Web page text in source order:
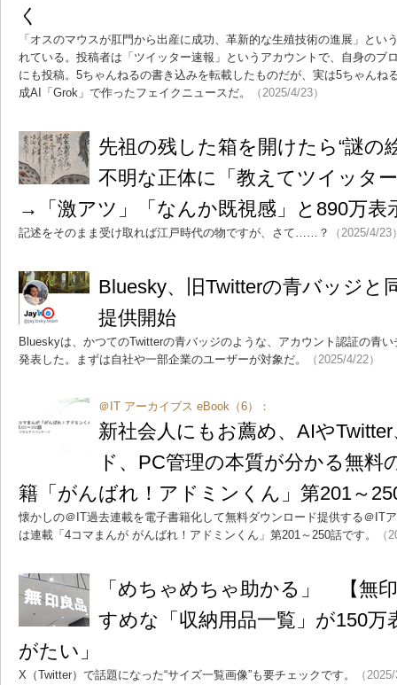
く
「オスのマウスが肛門から出産に成功、革新的な生殖技術の進展」とい
れている。投稿者は「ツイッター速報」というアカウントで、自身のブ
にも投稿。5ちゃんねるの書き込みを転載したものだが、実は5ちゃんね
成AI「Grok」で作ったフェイクニュースだ。
（2025/4/23）
先祖の残した箱を開けたら“謎
不明な正体に「教えてツイッタ
→「激アツ」「なんか既視感」と890万表
記述をそのまま受け取れば江戸時代の物ですが、さて……？ （2025/4/23
Bluesky、旧Twitterの青バッジと
提供開始
Blueskyは、かつてのTwitterの青バッジのような、アカウント認証の青
発表した。まずは自社や一部企業のユーザーが対象だ。
（2025/4/22）
＠IT アーカイブス eBook（6）：
新社会人にもお薦め、AIや
ド、PC管理の本質が分かる無料
籍「がんばれ！アドミンくん」第201～
懐かしの＠IT過去連載を電子書籍化して無料ダウンロード提供する＠IT
は連載「4コマまんが がんばれ！アドミンくん」第201～250話です。
（
「めちゃめちゃ助かる」 【無
すめな「収納用品一覧」が150
がたい」
X（Twitter）で話題になった“サイズ一覧画像”も要チェックです。 （